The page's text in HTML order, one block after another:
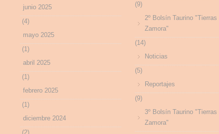
junio 2025
(4)
mayo 2025
(1)
abril 2025
(1)
febrero 2025
(1)
diciembre 2024
(2)
(9)
2º Bolsín Taurino "Tierras
Zamora"
(14)
Noticias
(5)
Reportajes
(9)
3º Bolsín Taurino "Tierras
Zamora"